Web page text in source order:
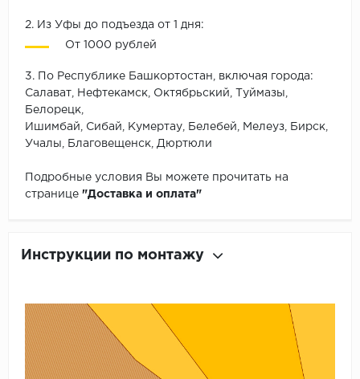
2. Из Уфы до подъезда от 1 дня:
От 1000 рублей
3. По Республике Башкортостан, включая города:
Салават, Нефтекамск, Октябрьский, Туймазы,
Белорецк,
Ишимбай, Сибай, Кумертау, Белебей, Мелеуз, Бирск,
Учалы, Благовещенск, Дюртюли
Подробные условия Вы можете прочитать на
странице "Доставка и оплата"
Инструкции по монтажу